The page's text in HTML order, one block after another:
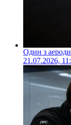
Один з
21.07.2026,